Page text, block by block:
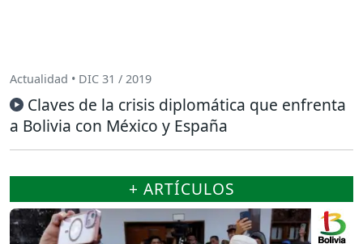
Actualidad • DIC 31 / 2019
Claves de la crisis diplomática que enfrenta
a Bolivia con México y España
+ ARTÍCULOS